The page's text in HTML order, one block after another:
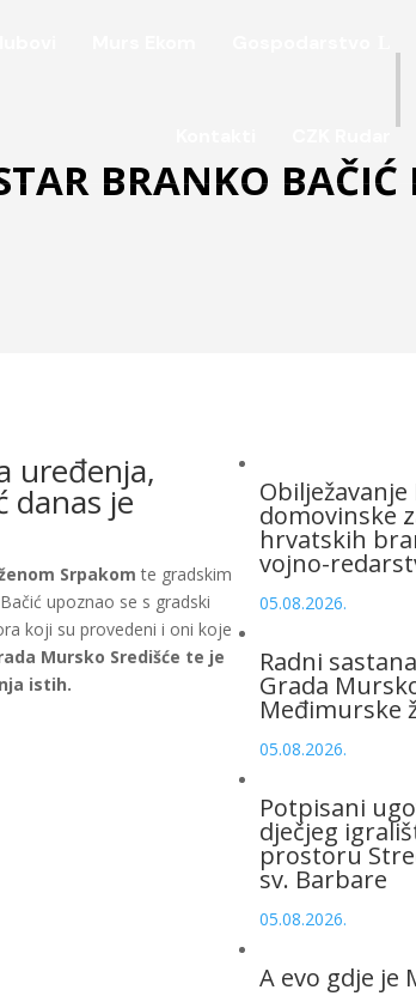
BRANKO BAČIĆ
uređenja,
danas je
Srpakom te gradskim
upoznao se s gradski
koji su provedeni i oni koje
Mursko Središće te je
istih.
domovinske
hrvatskih
vojno-
05.08.2026.
Radni
Grada
Međimurske
05.08.2026.
Potpisani
dječjeg
prostoru
sv. Barbare
05.08.2026.
A evo gdje je